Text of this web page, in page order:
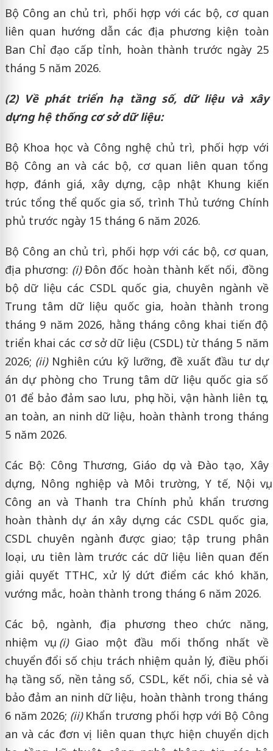
Bộ Công an chủ trì, phối hợp với các bộ, cơ quan
liên quan hướng dẫn các địa phương kiện toàn
Ban Chỉ đạo cấp tỉnh, hoàn thành trước ngày 25
tháng 5 năm 2026.
(2) Về phát triển hạ tầng số, dữ liệu và xây
dựng hệ thống cơ sở dữ liệu:
Bộ Khoa học và Công nghệ chủ trì, phối hợp với
Bộ Công an và các bộ, cơ quan liên quan tổng
hợp, đánh giá, xây dựng, cập nhật Khung kiến
trúc tổng thể quốc gia số, trình Thủ tướng Chính
phủ trước ngày 15 tháng 6 năm 2026.
Bộ Công an chủ trì, phối hợp với các bộ, cơ quan,
địa phương: (i)Đôn đốc hoàn thành kết nối, đồng
bộ dữ liệu các CSDL quốc gia, chuyên ngành về
Trung tâm dữ liệu quốc gia, hoàn thành trong
tháng 9 năm 2026, hằng tháng công khai tiến độ
triển khai các cơ sở dữ liệu (CSDL) từ tháng 5 năm
2026; (ii)Nghiên cứu kỹ lưỡng, đề xuất đầu tư dự
án dự phòng cho Trung tâm dữ liệu quốc gia số
01 để bảo đảm sao lưu, phục hồi, vận hành liên tục,
an toàn, an ninh dữ liệu, hoàn thành trong tháng
5 năm 2026.
Các Bộ: Công Thương, Giáo dục và Đào tạo, Xây
dựng, Nông nghiệp và Môi trường, Y tế, Nội vụ,
Công an và Thanh tra Chính phủ khẩn trương
hoàn thành dự án xây dựng các CSDL quốc gia,
CSDL chuyên ngành được giao; tập trung phân
loại, ưu tiên làm trước các dữ liệu liên quan đến
giải quyết TTHC, xử lý dứt điểm các khó khăn,
vướng mắc, hoàn thành trong tháng 6 năm 2026.
Các bộ, ngành, địa phương theo chức năng,
nhiệm vụ: (i)Giao một đầu mối thống nhất về
chuyển đổi số chịu trách nhiệm quản lý, điều phối
hạ tầng số, nền tảng số, CSDL, kết nối, chia sẻ và
bảo đảm an ninh dữ liệu, hoàn thành trong tháng
6 năm 2026; (ii)Khẩn trương phối hợp với Bộ Công
an và các đơn vị liên quan thực hiện chuyển dịch